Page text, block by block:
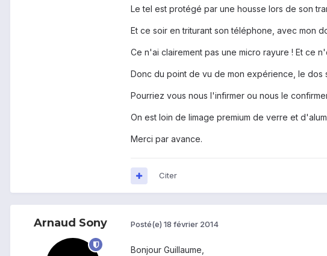
Le tel est protégé par une housse lors de son
Et ce soir en triturant son téléphone, avec mon
Ce n'ai clairement pas une micro rayure ! Et ce
Donc du point de vu de mon expérience, le dos
Pourriez vous nous l'infirmer ou nous le
On est loin de limage premium de verre et
Merci par avance.
Citer
Arnaud Sony Posté(e) 18 février 2014
Bonjour Guillaume,